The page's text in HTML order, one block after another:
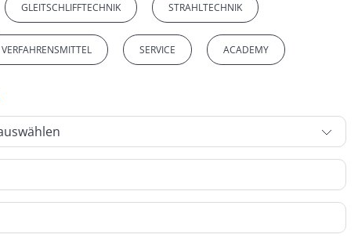
GLEITSCHLIFFTECHNIK STRAHLTECHNIK
VERFAHRENSMITTEL SERVICE ACADEMY